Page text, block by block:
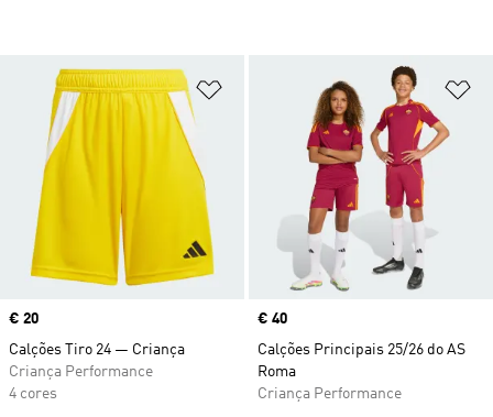
Adicionar à Lista de Desejos
Price
€ 20
Calções Tiro 24 — Criança
Criança Performance
4 cores
Price
€ 40
Calções Principais 25/26 do AS
Roma
Criança Performance